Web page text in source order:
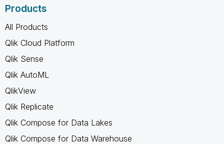
Products
All Products
Qlik Cloud Platform
Qlik Sense
Qlik AutoML
QlikView
Qlik Replicate
Qlik Compose for Data Lakes
Qlik Compose for Data Warehouse